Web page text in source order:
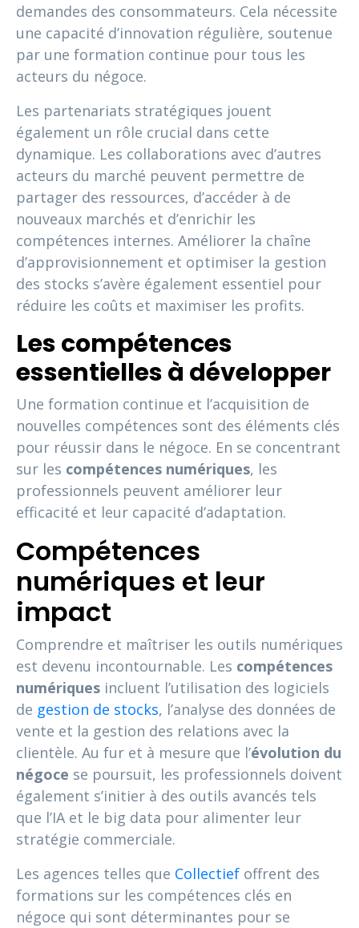
demandes des consommateurs. Cela nécessite
une capacité d’innovation régulière, soutenue
par une formation continue pour tous les
acteurs du négoce.
Les partenariats stratégiques jouent
également un rôle crucial dans cette
dynamique. Les collaborations avec d’autres
acteurs du marché peuvent permettre de
partager des ressources, d’accéder à de
nouveaux marchés et d’enrichir les
compétences internes. Améliorer la chaîne
d’approvisionnement et optimiser la gestion
des stocks s’avère également essentiel pour
réduire les coûts et maximiser les profits.
Les compétences
essentielles à développer
Une formation continue et l’acquisition de
nouvelles compétences sont des éléments clés
pour réussir dans le négoce. En se concentrant
sur les compétences numériques, les
professionnels peuvent améliorer leur
efficacité et leur capacité d’adaptation.
Compétences
numériques et leur
impact
Comprendre et maîtriser les outils numériques
est devenu incontournable. Les compétences
numériques incluent l’utilisation des logiciels
de gestion de stocks, l’analyse des données de
vente et la gestion des relations avec la
clientèle. Au fur et à mesure que l’évolution du
négoce se poursuit, les professionnels doivent
également s’initier à des outils avancés tels
que l’IA et le big data pour alimenter leur
stratégie commerciale.
Les agences telles que Collectief offrent des
formations sur les compétences clés en
négoce qui sont déterminantes pour se